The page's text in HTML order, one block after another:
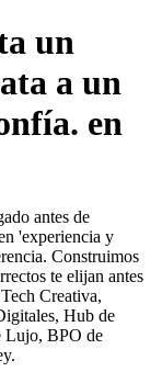
un
a un
en
antes de
'experiencia y
Construimos
te elijan antes
Creativa,
Hub de
Lujo, BPO de